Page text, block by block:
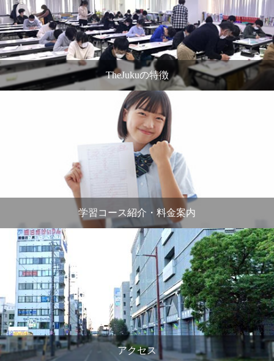
TheJukuの特徴
学習コース紹介・料金案内
アクセス